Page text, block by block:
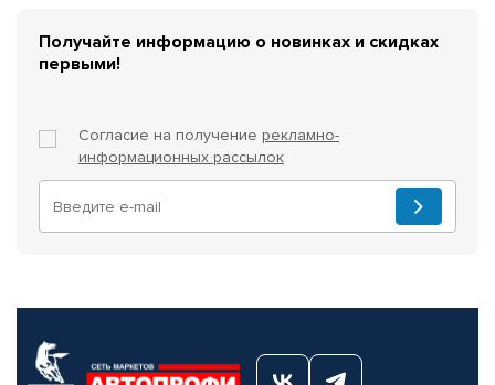
Получайте информацию о новинках и скидках
первыми!
Согласие на получение рекламно-
информационных рассылок